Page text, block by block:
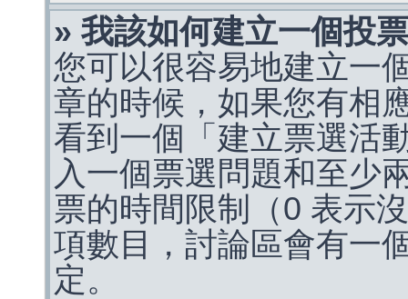
» 我該如何建立一個投
您可以很容易地建立一
章的時候，如果您有相
看到一個「建立票選活
入一個票選問題和至少
票的時間限制（0 表示
項數目，討論區會有一
定。